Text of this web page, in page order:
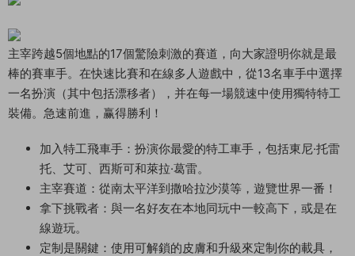
主宰跨越5個地點的17個驚險刺激的賽道，向大家證明你就是最
棒的賽車手。在快速比賽和在線多人遊戲中，從13名車手中選擇
一名扮演（其中包括漂移者），并在每一場競速中使用獨特特工
裝備。急速前進，赢得勝利！
加入特工飛車手：扮演你最愛的特工車手，包括東尼·托雷
托、艾可、西斯可和萊拉·葛雷。
主宰賽道：從南太平洋到撒哈拉沙漠等，遊覽世界一番！
拿下挑戰者：與一名好友在本地同玩中一較高下，或是在
線遊玩。
定制是關鍵：使用可解鎖的皮膚和升級來定制你的載具，